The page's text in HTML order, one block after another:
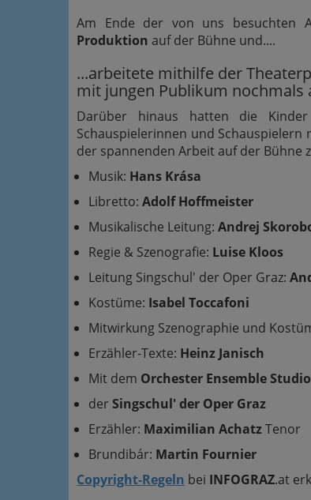
Am Ende der von uns besuchten
Produktion auf der Bühne und....
...arbeitete mithilfe der
mit jungen Publikum nochmals
Darüber hinaus hatten die
Schauspielerinnen und
der spannenden Arbeit auf der Bühne
Musik: Hans Krása
Libretto: Adolf Hoffmeister
Musikalische Leitung: Andrej
Regie & Szenografie: Luise Kloos
Leitung Singschul' der Oper Graz:
Kostüme: Isabel Toccafoni
Mitwirkung Szenographie und
Erzähler-Texte: Heinz Janisch
Mit dem Orchester Ensemble
der Singschul' der Oper Graz
Erzähler: Maximilian AchatzTenor
Brundibár: Martin Fournier
Copyright-Regeln bei INFOGRAZ.at